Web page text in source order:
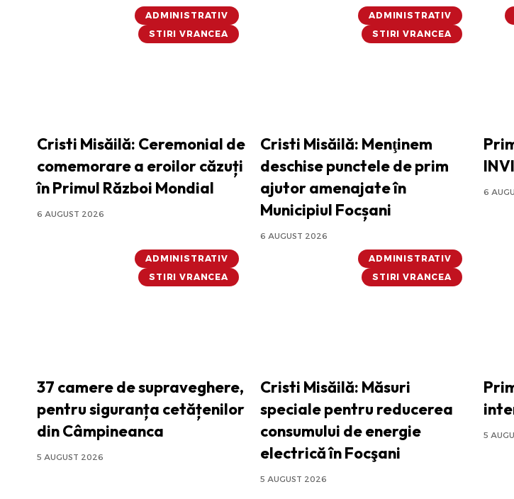
ADMINISTRATIV
STIRI VRANCEA
Cristi Misăilă: Ceremonial de
comemorare a eroilor căzuți
în Primul Război Mondial
6 AUGUST 2026
ADMINISTRATIV
STIRI VRANCEA
Cristi Misăilă: Menţinem
deschise punctele de prim
ajutor amenajate în
Municipiul Focșani
6 AUGUST 2026
6
ADMINISTRATIV
STIRI VRANCEA
37 camere de supraveghere,
pentru siguranța cetățenilor
din Câmpineanca
5 AUGUST 2026
ADMINISTRATIV
STIRI VRANCEA
Cristi Misăilă: Măsuri
speciale pentru reducerea
consumului de energie
electrică în Focşani
5 AUGUST 2026
5